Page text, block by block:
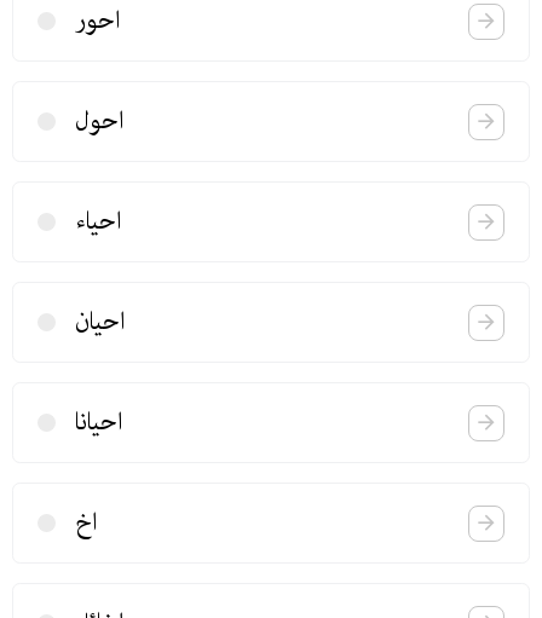
احور
احول
احیاء
احیان
احیانا
اخ